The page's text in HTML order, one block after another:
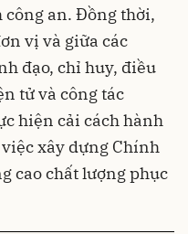
an. Đồng thời,
vị và giữa các
đạo, chỉ huy, điều
tử và công tác
hiện cải cách hành
xây dựng Chính
cao chất lượng phục